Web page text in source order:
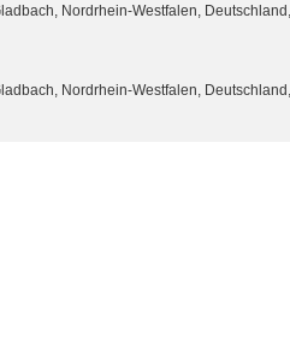
Nordrhein-Westfalen,
Nordrhein-Westfalen,